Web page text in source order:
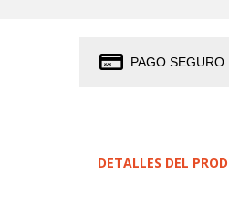
PAGO SEGURO
DETALLES DEL